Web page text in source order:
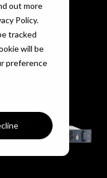
out more
Policy.
tracked
will be
preference
SDI | PTP